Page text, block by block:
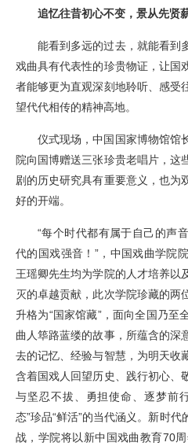
追忆往昔初心不变，景从先贤
能看到多远的过去，就能看到
戏曲具有代表性的珍贵物证，让国
者能够更为直观深刻地聆听、感受
望代代相传的精神高地。
仪式现场，中国国家博物馆馆
院向国博赠送三张珍贵老唱片，这
剧的历史研究具有重要意义，也为
好的开端。
“每个时代都有属于自己的声
代的国戏强音！”，中国戏曲学院
王瑶卿先生均为学院的人才培养以
灭的卓越贡献，此次学院珍藏的两
升格为“国家馆藏”，面向全国乃至
曲人筚路蓝缕的故事，所蕴含的深
去的记忆、经验与智慧，为明天收
含着国戏人回望历史、践行初心、
与坚忍不拔、勇担使命、逐梦前
态”珍品“鲜活”的当代涵义。新时
战，学院将以新中国戏曲教育70